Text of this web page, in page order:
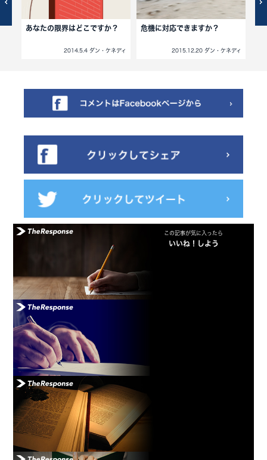
あなたの限界はどこですか？
2014.5.4 ダン・ケネディ
危機に対応できますか？
2015.12.20 ダン・ケネディ
この記事が気に入ったら
いいね！しよう